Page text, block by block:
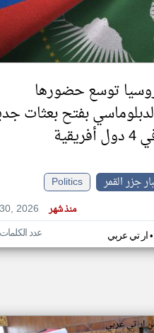
اخبار جزر
أهم اخبار جزر
توسع حضورها
بفتح بعثات
أفريقية
جزر القمر
Politics
2026
منذ شهر
ار تي عربي• عدد الكلمات:
ار تي عربي